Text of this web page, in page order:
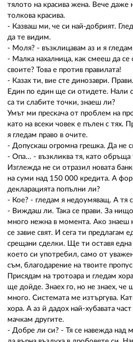
тялото на красива жена. Вече даже
толкова красива.
- Казваш ми, че си най-добрият.
да те видим.
- Моля? - възклицавам аз и я
- Малка нахалница, как смееш да
своите? Това е против правилата!
- Казах ти, вие сте динозаври.
Един по един ще си отидете. Нали
са ти слабите точки, знаеш ли?
Умът ми прескача от проблем на
като на всеки човек е пълен с тях.
я гледам право в очите.
- Допускаш огромна грешка. Да не
- Опа... - възкликва тя, като
Изглежда не си отразил новата
на суми над 150 000 кредита. А
декларацията попълни ли?
- Кое? - гледам я недоумяващ. А тя
- Виждаш ли. Така се прави. За
много нежна в момента. Ако знаеш
се завие свят. И сега ти предлагам
срещани сделки. Ще ти оставя една
което си употребил, само от
съм, благодарение на твоите
Присядам на тротоара и гледам
ще дойде. Знаех го, но не знаех, че
много. Системата ме изтъргува.
хора. А аз й дадох най-хубавата
мачкам другите.
- Добре ли си? - Тя се навежда над